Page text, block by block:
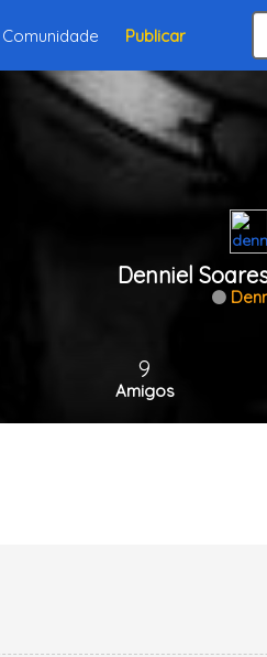
Comunidade Publicar
Denniel
9
Amigos